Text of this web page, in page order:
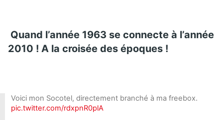
Quand l’année 1963 se connecte à l’année
2010 ! A la croisée des époques !
Voici mon Socotel, directement branché à ma freebox.
pic.twitter.com/rdxpnR0plA